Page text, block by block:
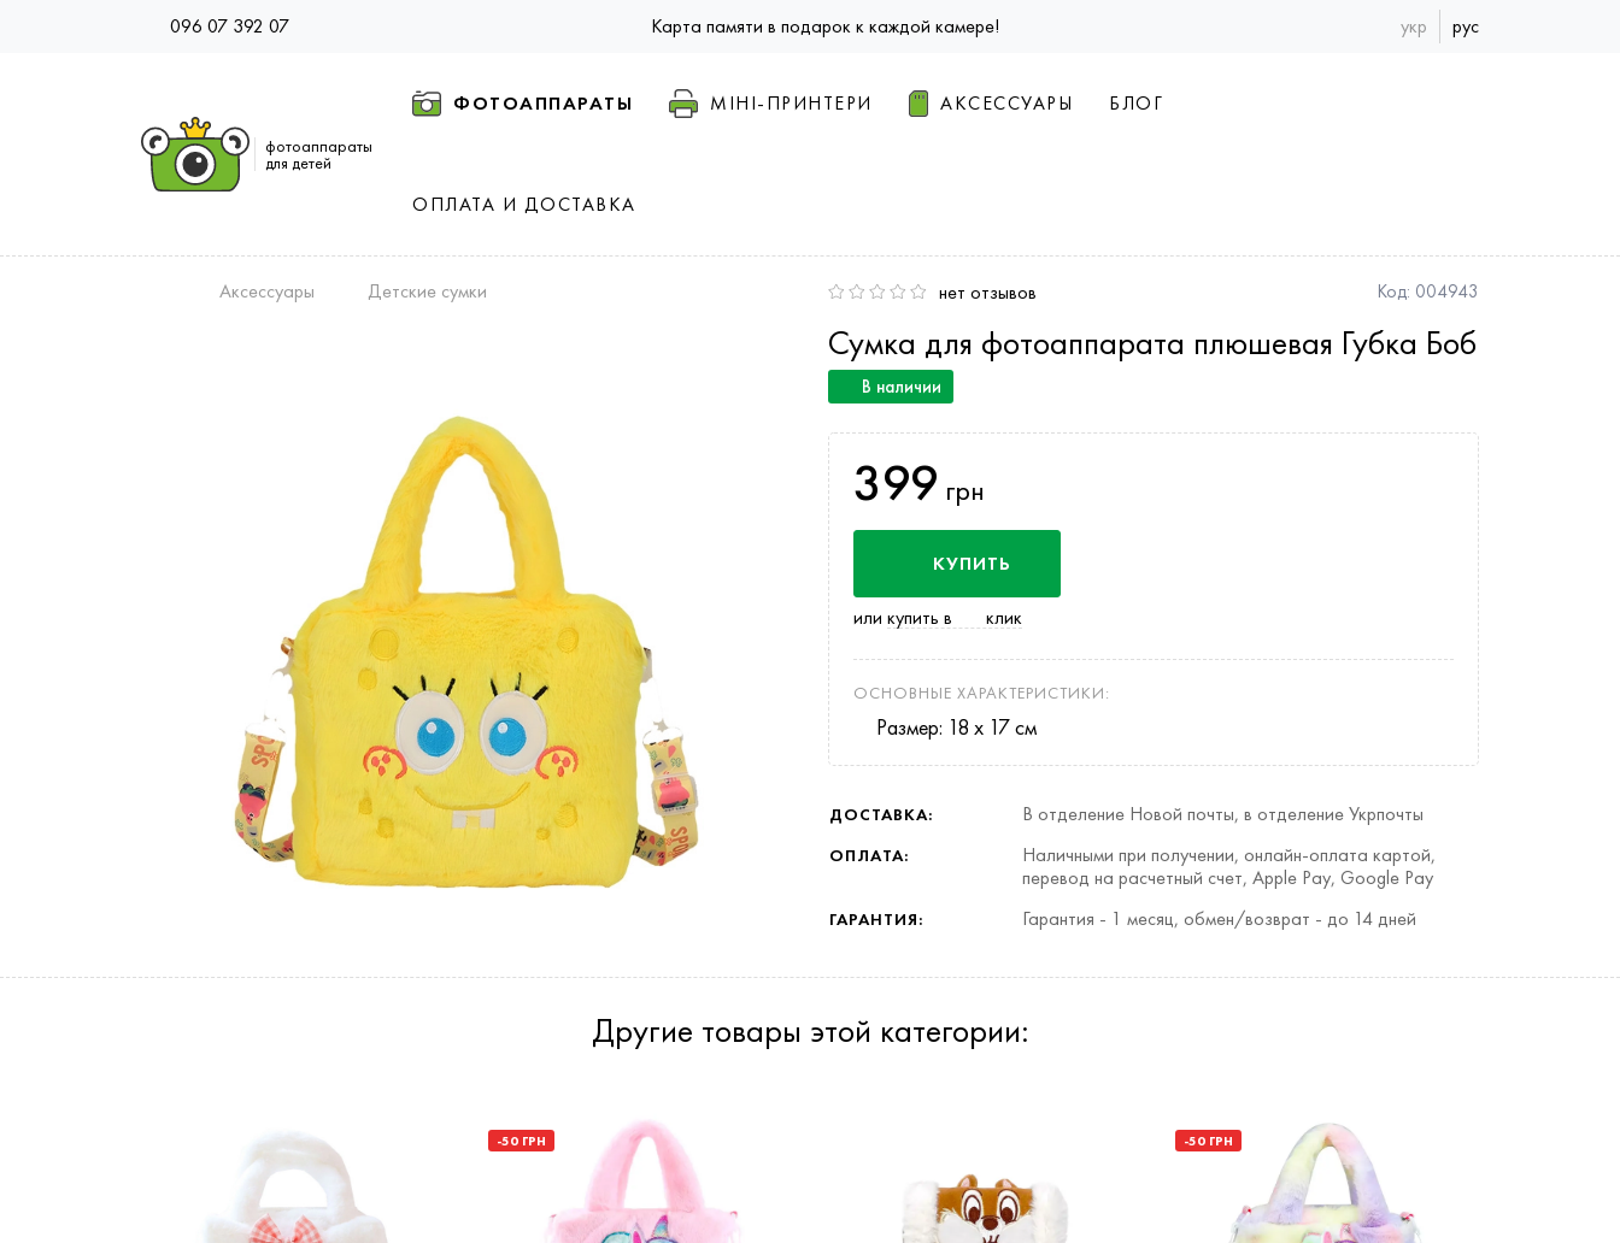
096 07 392 07 Карта памяти в подарок к каждой камере! укр рус
фотоаппараты
для детей
ФОТОАППАРАТЫ МІНІ-ПРИНТЕРИ АКСЕССУАРЫ БЛОГ
ОПЛАТА И ДОСТАВКА
Аксессуары Детские сумки нет отзывов Код: 004943
Сумка для фотоаппарата плюшевая Губка Боб
В наличии
399 грн
КУПИТЬ
или купить в клик
ОСНОВНЫЕ ХАРАКТЕРИСТИКИ:
Размер: 18 х 17 см
ДОСТАВКА: В отделение Новой почты, в отделение Укрпочты
ОПЛАТА:
Наличными при получении, онлайн-оплата картой,
перевод на расчетный счет, Apple Pay, Google Pay
ГАРАНТИЯ: Гарантия - 1 месяц, обмен/возврат - до 14 дней
Другие товары этой категории:
-50 ГРН -50 ГРН